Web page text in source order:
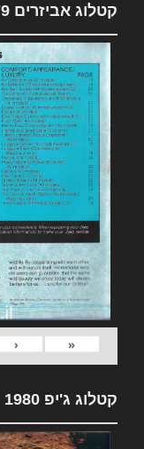
קטלוג אביזרים 1979 Jeep
«
‹
קטלוג ג'יפ 1980